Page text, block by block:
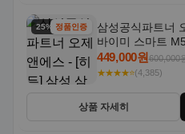
25% 할인정품인증
삼성공식파트너
바이미 스마트
OTT 패키지
449,000원600,000
★★★★⭐(4,385)
상품 자세히